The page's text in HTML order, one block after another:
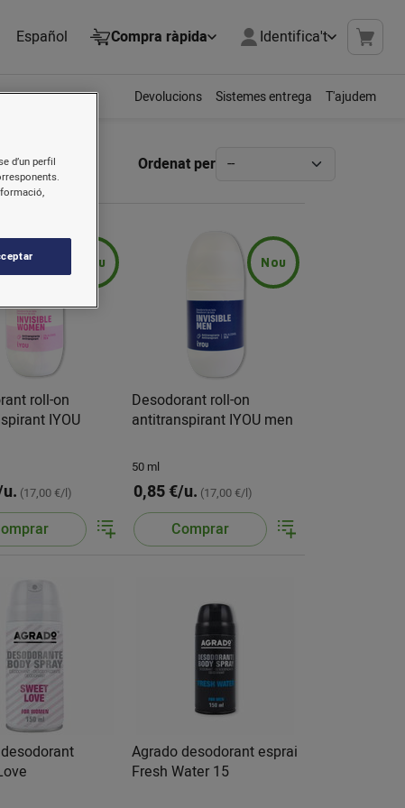
Español Compra ràpida Identifica't
Devolucions Sistemes entrega T'ajudem
Ordenat per
Nou
roll-on
IYOU
(17,00 €/l)
Nou
Desodorant roll-on
antitranspirant IYOU men
50 ml
0,85 €/u. (17,00 €/l)
Comprar
Agrado desodorant esprai
Fresh Water 15
d’un perfil